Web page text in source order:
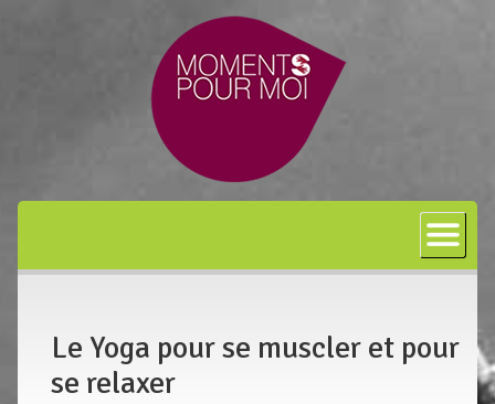
Shiatsu
L’art japonais
Le Yoga pour se muscler et pour
se relaxer